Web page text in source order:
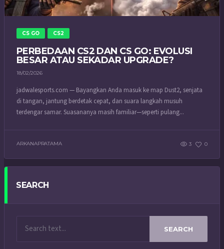
CS GO CS2
PERBEDAAN CS2 DAN CS GO: EVOLUSI
BESAR ATAU SEKADAR UPGRADE?
18/02/2026
jadwalesports.com — Bayangkan Anda masuk ke map Dust2, senjata
di tangan, jantung berdetak cepat, dan suara langkah musuh
terdengar samar. Suasananya masih familiar—seperti pulang...
ARKANAPRATAMA 3 0
SEARCH
SEARCH